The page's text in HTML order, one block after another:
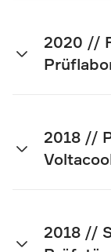
2020 //
2018 //
2018 //